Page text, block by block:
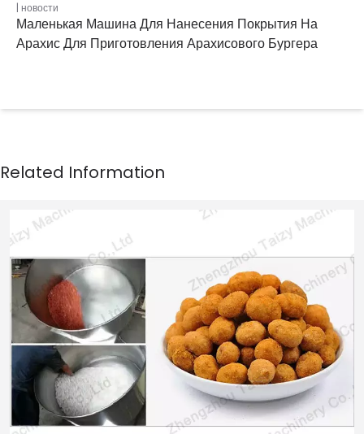
новости
Маленькая Машина Для Нанесения Покрытия На
Арахис Для Приготовления Арахисового Бургера